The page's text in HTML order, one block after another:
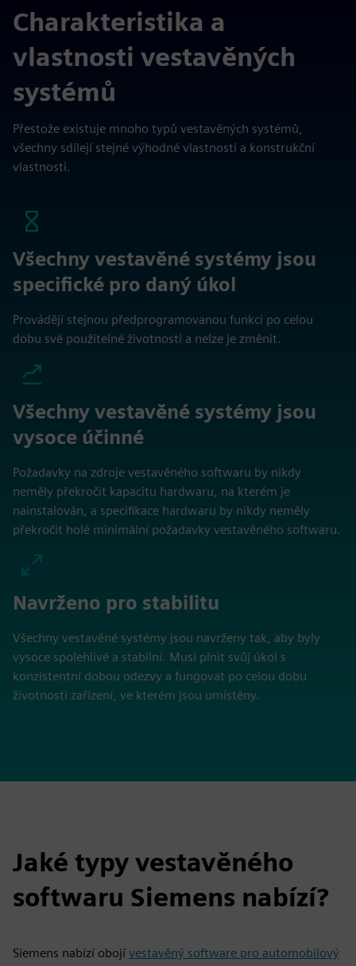
Charakteristika a
vlastnosti vestavěných
systémů
Přestože existuje mnoho typů vestavěných systémů,
všechny sdílejí stejné výhodné vlastnosti a konstrukční
vlastnosti.
Všechny vestavěné systémy jsou
specifické pro daný úkol
Provádějí stejnou předprogramovanou funkci po celou
dobu své použitelné životnosti a nelze je změnit.
Všechny vestavěné systémy jsou
vysoce účinné
Požadavky na zdroje vestavěného softwaru by nikdy
neměly překročit kapacitu hardwaru, na kterém je
nainstalován, a specifikace hardwaru by nikdy neměly
překročit holé minimální požadavky vestavěného softwaru.
Navrženo pro stabilitu
Všechny vestavěné systémy jsou navrženy tak, aby byly
vysoce spolehlivé a stabilní. Musí plnit svůj úkol s
konzistentní dobou odezvy a fungovat po celou dobu
životnosti zařízení, ve kterém jsou umístěny.
Jaké typy vestavěného
softwaru Siemens nabízí?
Siemens nabízí obojí vestavěný software pro automobilový